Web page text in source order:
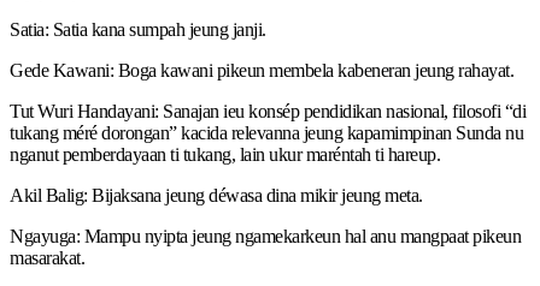
Satia: Satia kana sumpah jeung janji.
Gede Kawani: Boga kawani pikeun membela kabeneran jeung rahayat.
Tut Wuri Handayani: Sanajan ieu konsép pendidikan nasional, filosofi “di
tukang méré dorongan” kacida relevanna jeung kapamimpinan Sunda nu
nganut pemberdayaan ti tukang, lain ukur maréntah ti hareup.
Akil Balig: Bijaksana jeung déwasa dina mikir jeung meta.
Ngayuga: Mampu nyipta jeung ngamekarkeun hal anu mangpaat pikeun
masarakat.